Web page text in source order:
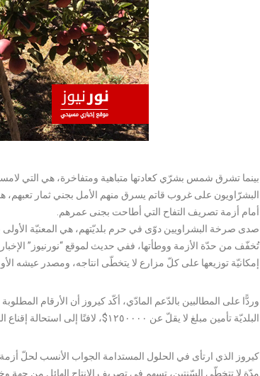
بينما تشرق شمس بشرّي كعادتها متباهية ومتفاخرة، هي التي لامست
البشرّاويون على غروب قاتم يسرق منهم الأمل بجني ثمار تعبهم،
أمام أزمة تصريف التفاح التي أطاحت بجنى عمرهم.
صدى صرخة البشراويين دوّى في حرم بلديّتهم، هي المعنيّة
تُخفّف من حدّة الأزمة ووطأتها، ففي حديث لموقع “نورنيوز”
إمكانيّة توزيعها على كلّ مزارع لا يتخطّى انتاجه، ومصدر عيشه الأوحد، الـ ٥٠٠ صندوق تفاح والذي يتّخذ من بشرّي
وردًّا على المطالبين بالدّعم المادّي، أكّد كيروز أن الأرقام
البلديّة تأمين مبلغ لا يقلّ عن ١٢٥٠٠٠٠$، لافتًا إلى استحالة إقناع المتموّلين بشراء مواسم لا أمل من تصريفها.
كيروز الذي ارتأى في الحلول المستدامة الجواب الأنسب لحلّ
مدّة لا تتخطّى السّنتين، تسهم في تصريف الإنتاج الهائل من